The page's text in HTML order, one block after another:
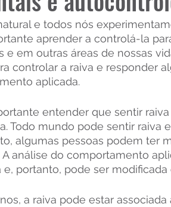
e todos nós
aprender a controlá-la
e em outras áreas de nossas
controlar a raiva e responder
aplicada.
entender que sentir
Todo mundo pode sentir raiva
algumas pessoas podem ter
análise do comportamento
portanto, pode ser
a raiva pode estar